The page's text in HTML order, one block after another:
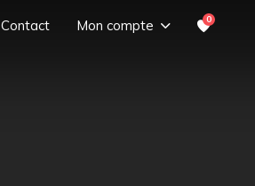
Contact Mon compte 0